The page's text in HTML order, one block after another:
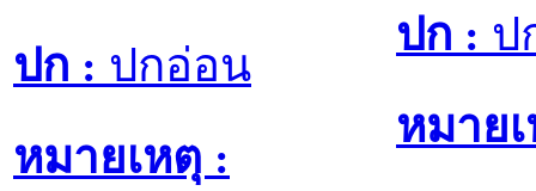
ปก : ปกอ่อน
หมายเหตุ :
ปก : ป
หมาย